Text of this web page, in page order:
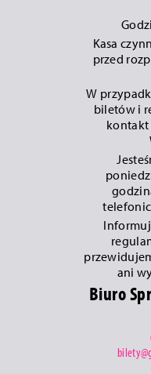
Kasa
przed
W
biletów i
kontakt
ani
Biuro